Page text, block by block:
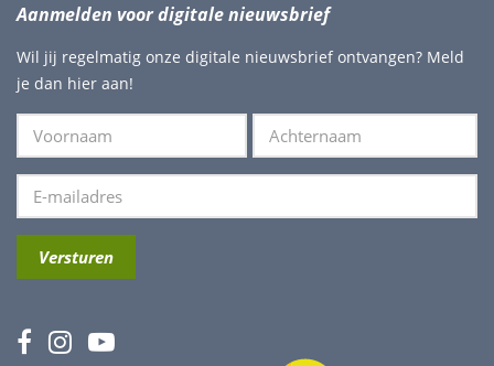
Aanmelden voor digitale nieuwsbrief
Wil jij regelmatig onze digitale nieuwsbrief ontvangen? Meld
je dan hier aan!